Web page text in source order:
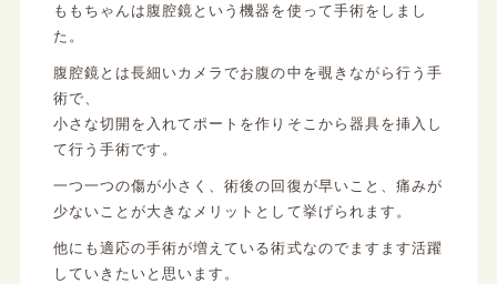
ももちゃんは腹腔鏡という機器を使って手術をしまし
た。
腹腔鏡とは長細いカメラでお腹の中を覗きながら行う手
術で、
小さな切開を入れてポートを作りそこから器具を挿入し
て行う手術です。
一つ一つの傷が小さく、術後の回復が早いこと、痛みが
少ないことが大きなメリットとして挙げられます。
他にも適応の手術が増えている術式なのでますます活躍
していきたいと思います。